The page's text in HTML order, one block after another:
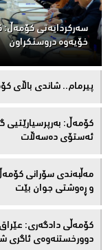
سەركردایەتی كۆمەڵ:
خۆیەوە دروستكراون
پیرمام.. شاندی باڵای
كۆمەڵ: بەرپرسیارێتیی
ئەستۆی دەسەڵات
مەڵبەندى سۆرانى
و ڕەوشتى جوان بێت
کۆمەڵى دادگەرى:
دوورخستنەوەى ئاگری